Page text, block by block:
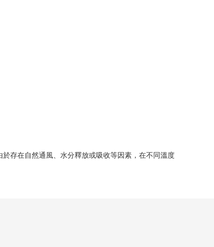
存在自然通風、水分釋放或吸收等因素，在不同溫度